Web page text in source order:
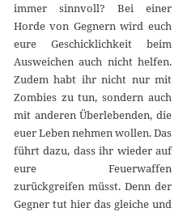
immer sinnvoll? Bei einer
Horde von Gegnern wird euch
eure Geschicklichkeit beim
Ausweichen auch nicht helfen.
Zudem habt ihr nicht nur mit
Zombies zu tun, sondern auch
mit anderen Überlebenden, die
euer Leben nehmen wollen. Das
führt dazu, dass ihr wieder auf
eure Feuerwaffen
zurückgreifen müsst. Denn der
Gegner tut hier das gleiche und